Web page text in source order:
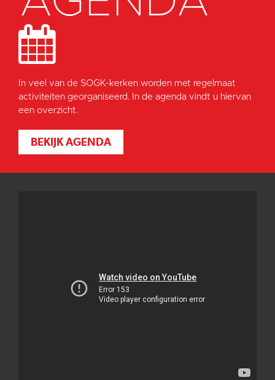
In veel van de SOGK-kerken worden met regelmaat
activiteiten georganiseerd. In de agenda vindt u hiervan
een overzicht.
BEKIJK AGENDA